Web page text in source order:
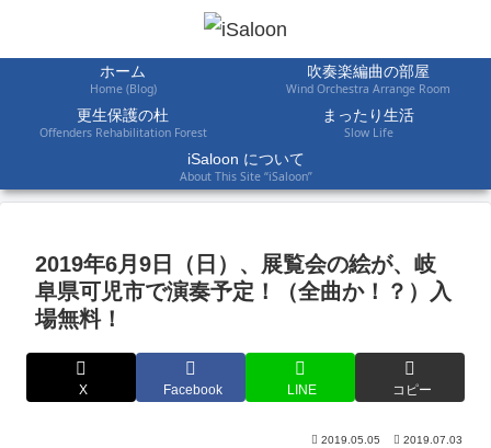
ホーム
Home (Blog)
吹奏楽編曲の部屋
Wind Orchestra Arrange Room
更生保護の杜
Offenders Rehabilitation Forest
まったり生活
Slow Life
iSaloon について
About This Site “iSaloon”
2019年6月9日（日）、展覧会の絵が、岐
阜県可児市で演奏予定！（全曲か！？）入
場無料！
X Facebook LINE コピー
2019.05.05 2019.07.03